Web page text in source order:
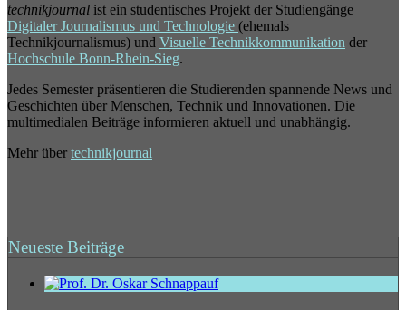
technikjournal ist ein studentisches Projekt der Studiengänge
Digitaler Journalismus und Technologie (ehemals
Technikjournalismus) und Visuelle Technikkommunikation der
Hochschule Bonn-Rhein-Sieg.
Jedes Semester präsentieren die Studierenden spannende News und
Geschichten über Menschen, Technik und Innovationen. Die
multimedialen Beiträge informieren aktuell und unabhängig.
Mehr über technikjournal
Neueste Beiträge